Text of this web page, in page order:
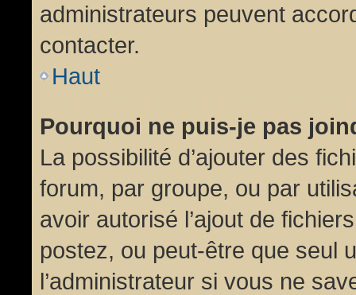
administrateurs peuvent
contacter.
Haut
Pourquoi ne puis-je pas
La possibilité d’ajouter des
forum, par groupe, ou par
avoir autorisé l’ajout de
postez, ou peut-être que seul
l’administrateur si vous ne